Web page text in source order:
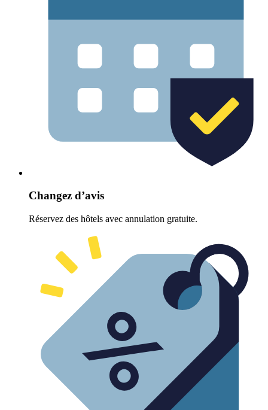
Changez d’avis
Réservez des hôtels avec annulation gratuite.